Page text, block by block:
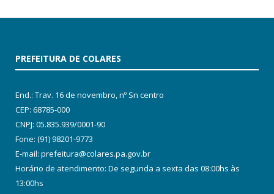
PREFEITURA DE COLARES
End.: Trav. 16 de novembro, nº Sn centro
CEP: 68785-000
CNPJ: 05.835.939/0001-90
Fone: (91) 98201-9773
E-mail: prefeitura@colares.pa.gov.br
Horário de atendimento: De segunda a sexta das 08:00hs às
13:00hs